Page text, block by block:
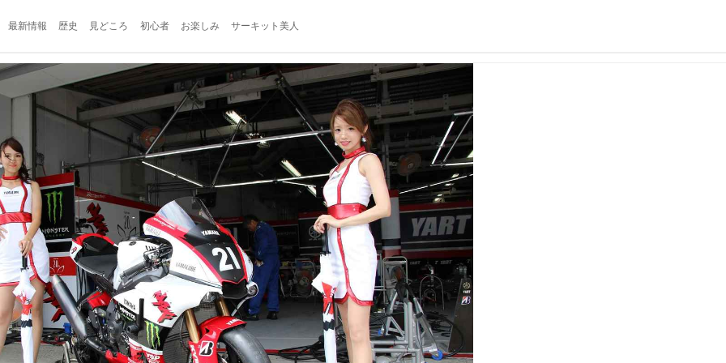
最新情報 歴史 見どころ 初心者 お楽しみ サーキット美人